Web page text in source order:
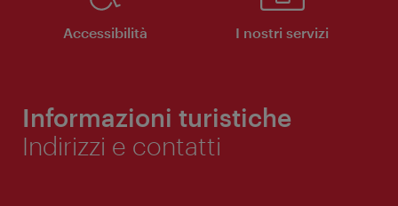
Accessibilità I nostri servizi
Informazioni turistiche
Indirizzi e contatti